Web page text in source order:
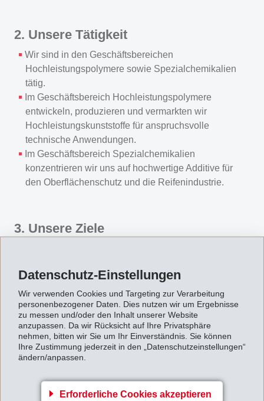
Datenschutz-Einstellungen
Wir verwenden Cookies und Targeting zur Verarbeitung
personenbezogener Daten. Dies nutzen wir um Ergebnisse
zu messen und/oder den Inhalt unserer Website
anzupassen. Da wir Rücksicht auf Ihre Privatsphäre
nehmen, bitten wir Sie um Ihr Einverständnis. Sie können
Ihre Zustimmung jederzeit in den „Datenschutzeinstellungen“
ändern/anpassen.
Erforderliche Cookies akzeptieren
2. Unsere Tätigkeit
Wir sind in den Geschäftsbereichen
Hochleistungspolymere sowie Spezialchemikalien
tätig.
Im Geschäftsbereich Hochleistungspolymere
entwickeln, produzieren und vermarkten wir
Hochleistungskunststoffe für anspruchsvolle
technische Anwendungen.
Im Geschäftsbereich Spezialchemikalien
konzentrieren wir uns auf hochwertige Additive für
den Oberflächenschutz und die Reifenindustrie.
3. Unsere Ziele
Gewinne zu erzielen.
Wir wollen in ausgewählten Ländern und
Marktsegmenten für einen anspruchsvollen
Kundenkreis tätig sein.
Es ist unser Ziel, in unseren Segmenten weltweit eine
führende MarktsteIlung einzunehmen.
Wir wollen die Risiken allein tragen und unser